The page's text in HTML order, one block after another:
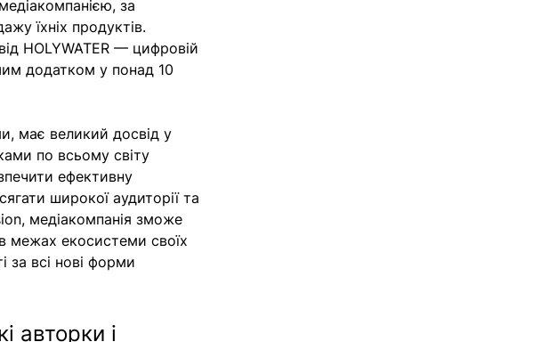
за
їхніх продуктів.
HOLYWATER — цифровій
додатком у понад 10
має великий досвід у
по всьому світу
ефективну
широкої аудиторії та
медіакомпанія зможе
в межах екосистеми своїх
за всі нові форми
авторки і